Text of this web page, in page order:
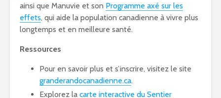
ainsi que Manuvie et son Programme axé sur les
effets, qui aide la population canadienne à vivre plus
longtemps et en meilleure santé.
Ressources
Pour en savoir plus et s’inscrire, visitez le site
granderandocanadienne.ca.
Explorez la carte interactive du Sentier